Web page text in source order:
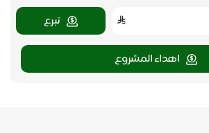
تبرع
اهداء المشروع